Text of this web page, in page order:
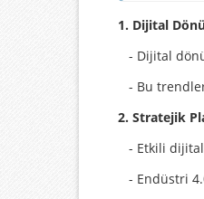
1. Dijital
- Dijital
- Bu
2. Stratejik
- Etkili
- Endüstri